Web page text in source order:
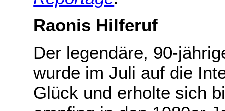
Raonis Hilferuf
Der legendäre, 90-
wurde im Juli auf die
Glück und erholte sich